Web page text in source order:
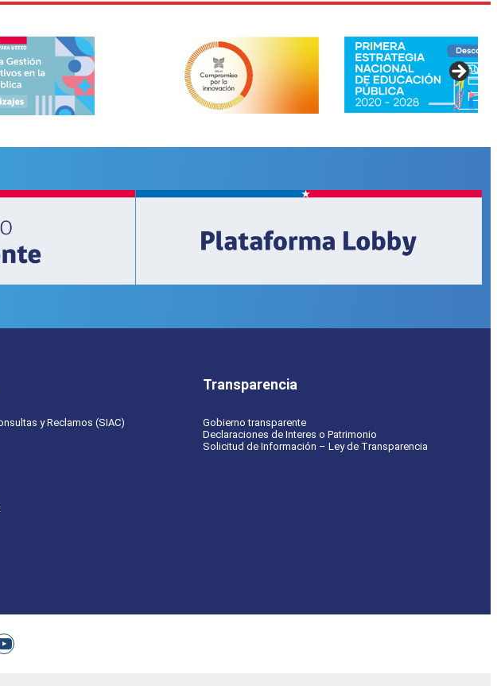
y Reclamos (SIAC)
Transparencia
Gobierno transparente
Declaraciones de Interes o Patrimonio
Solicitud de Información – Ley de Transparencia